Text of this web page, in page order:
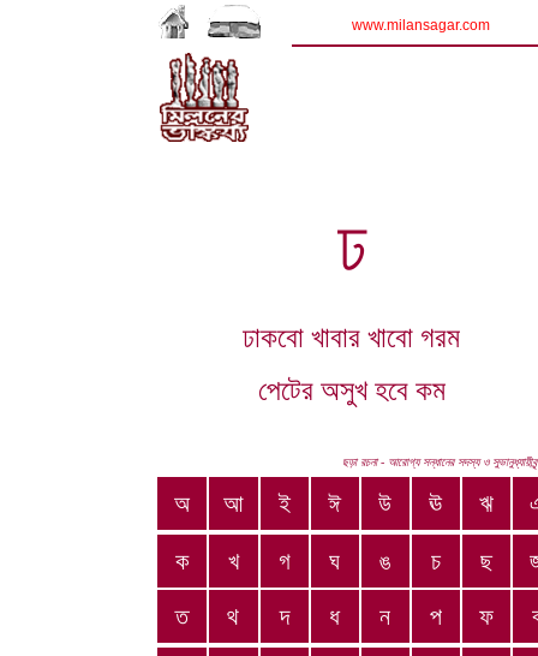
www.milansagar.com
ঢ
ঢাকবো খাবার খাবো গরম
পেটের অসুখ হবে কম
অ আ ই ঈ উ ঊ ঋ
ক খ গ ঘ ঙ চ ছ
ত থ দ ধ ন প ফ
ছড়া রচনা - আরোগ্য সন্ধানের সদস্য ও